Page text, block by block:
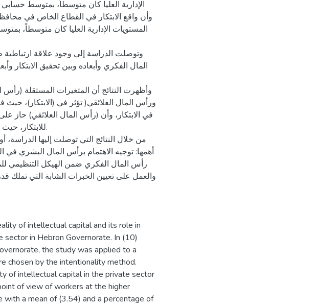
وأن واقع الابتكار في القطاع الخاص في
وتوصلت الدراسة إلى وجود علاقة
المال الفكري وأبعاده وبين تحقيق الابتكار
وأظهرت النتائج أن المتغيرات المستقلة
في الابتكار، وأن (رأس المال العلائقي) حاز
من خلال النتائج التي توصلت إليها
أهمها: توجيه الاهتمام برأس المال البشري في
رأس المال الفكري ضمن الهيكل التنظيمي
والعمل على تعيين الخبرات الشابة التي تملك
of intellectual capital and its role in
sector in Hebron Governorate. In (10)
the study was applied to a
chosen by the intentionality method.
of intellectual capital in the private sector
of view of workers at the higher
a mean of (3.54) and a percentage of